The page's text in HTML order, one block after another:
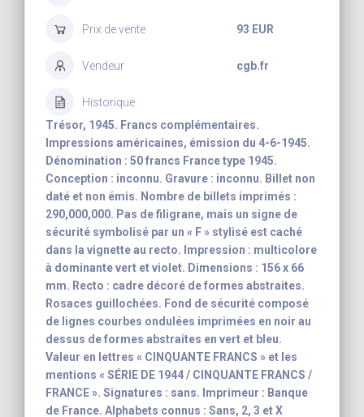
Prix de vente 93 EUR
Vendeur cgb.fr
Historique
Trésor, 1945. Francs complémentaires.
Impressions américaines, émission du 4-6-1945.
Dénomination : 50 francs France type 1945.
Conception : inconnu. Gravure : inconnu. Billet non
daté et non émis. Nombre de billets imprimés :
290,000,000. Pas de filigrane, mais un signe de
sécurité symbolisé par un « F » stylisé est caché
dans la vignette au recto. Impression : multicolore
à dominante vert et violet. Dimensions : 156 x 66
mm. Recto : cadre décoré de formes abstraites.
Rosaces guillochées. Fond de sécurité composé
de lignes courbes ondulées imprimées en noir au
dessus de formes abstraites en vert et bleu.
Valeur en lettres « CINQUANTE FRANCS » et les
mentions « SÉRIE DE 1944 / CINQUANTE FRANCS /
FRANCE ». Signatures : sans. Imprimeur : Banque
de France. Alphabets connus : Sans, 2, 3 et X